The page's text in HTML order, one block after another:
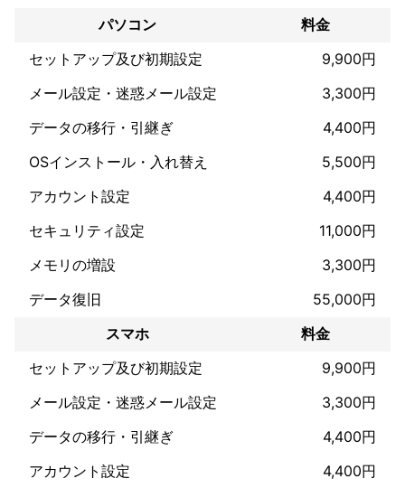
デジタル環境を整え、より快適な生活を実現するために全力を尽
くしますので、ぜひお気軽にお問い合わせください！
これまでの実績
いただいております。日常生活でのお困りごとに対応し、以下の
詰まりの解消や悪臭防止に貢献。
・電球交換：高所や難所の電球交換もスムーズに対応。小さな作
・カーポート清掃：カーポートの汚れやコケを除去し、清潔な状
態を保つお手伝いをしています。
・エアコン掃除：エアコン内部のホコリやカビをしっかり除去
し、快適な空気環境を提供します。効率的な冷暖房のためのメン
テナンスもお任せください。
っております。「こんなこともお願いできるの？」というような
るために、全力でサポートいたします！
「細かい部分まで丁寧にやってくれる」といったお声を多く頂い
パソコン
料金
セットアップ及び初期設定
9,900円
メール設定・迷惑メール設定
3,300円
データの移行・引継ぎ
4,400円
OSインストール・入れ替え
5,500円
アカウント設定
4,400円
セキュリティ設定
11,000円
メモリの増設
3,300円
データ復旧
55,000円
スマホ
料金
セットアップ及び初期設定
9,900円
メール設定・迷惑メール設定
3,300円
データの移行・引継ぎ
4,400円
アカウント設定
4,400円